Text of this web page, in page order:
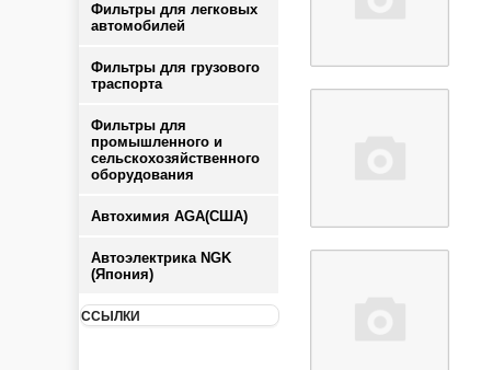
Фильтры для легковых
автомобилей
Фильтры для грузового
траспорта
Фильтры для
промышленного и
сельскохозяйственного
оборудования
Автохимия AGA(США)
Автоэлектрика NGK
(Япония)
ССЫЛКИ